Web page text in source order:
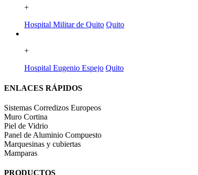
+
Hospital Militar de Quito Quito
+
Hospital Eugenio Espejo Quito
ENLACES RÁPIDOS
Sistemas Corredizos Europeos
Muro Cortina
Piel de Vidrio
Panel de Aluminio Compuesto
Marquesinas y cubiertas
Mamparas
PRODUCTOS